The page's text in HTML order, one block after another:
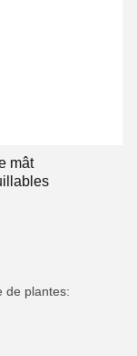
mât
de plantes: